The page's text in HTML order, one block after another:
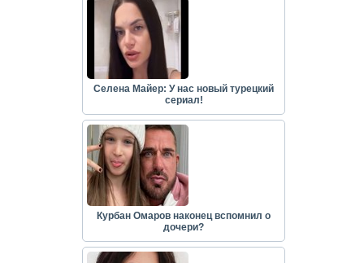
Селена Майер: У нас новый турецкий
сериал!
Курбан Омаров наконец вспомнил о
дочери?